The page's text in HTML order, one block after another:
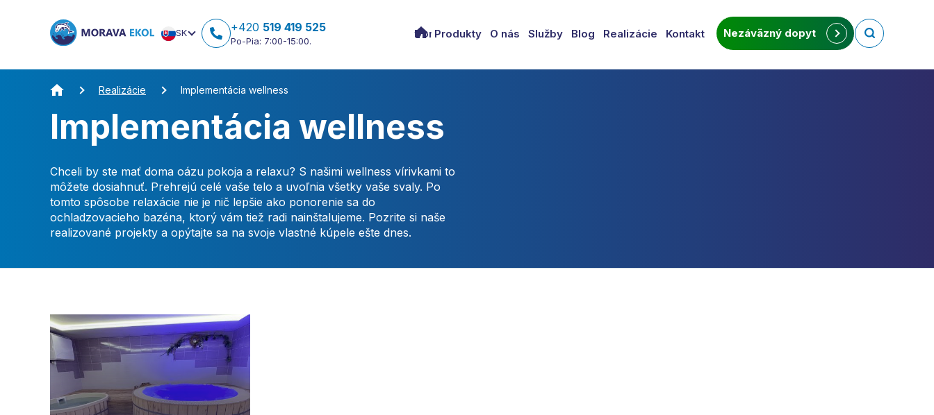
SK +420 519 419 525
Po-Pia: 7:00-15:00.
DomovProdukty O nás Služby Blog Realizácie Kontakt Nezáväzný dopyt
Realizácie Implementácia wellness
Implementácia wellness
Chceli by ste mať doma oázu pokoja a relaxu? S našimi wellness vírivkami to
môžete dosiahnuť. Prehrejú celé vaše telo a uvoľnia všetky vaše svaly. Po
tomto spôsobe relaxácie nie je nič lepšie ako ponorenie sa do
ochladzovacieho bazéna, ktorý vám tiež radi nainštalujeme. Pozrite si naše
realizované projekty a opýtajte sa na svoje vlastné kúpele ešte dnes.